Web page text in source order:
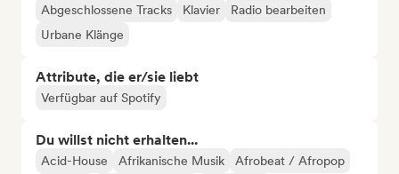
Abgeschlossene Tracks
Klavier
Radio bearbeiten
Urbane Klänge
Attribute, die er/sie liebt
Verfügbar auf Spotify
Du willst nicht erhalten...
Acid-House Afrikanische Musik
Afrobeat / Afropop